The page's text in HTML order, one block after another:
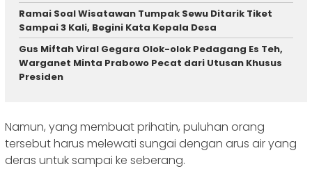
Ramai Soal Wisatawan Tumpak Sewu Ditarik Tiket
Sampai 3 Kali, Begini Kata Kepala Desa
Gus Miftah Viral Gegara Olok-olok Pedagang Es Teh,
Warganet Minta Prabowo Pecat dari Utusan Khusus
Presiden
Namun, yang membuat prihatin, puluhan orang
tersebut harus melewati sungai dengan arus air yang
deras untuk sampai ke seberang.